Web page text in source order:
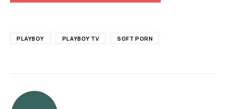
PLAYBOY PLAYBOY TV SOFT PORN